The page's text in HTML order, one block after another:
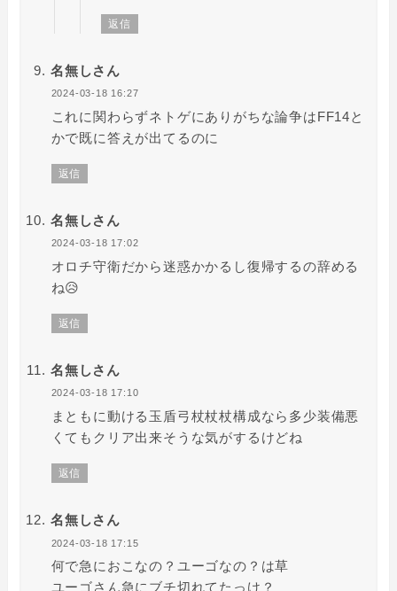
返信
名無しさん
2024-03-18 16:27
これに関わらずネトゲにありがちな論争はFF14と
かで既に答えが出てるのに
返信
名無しさん
2024-03-18 17:02
オロチ守衛だから迷惑かかるし復帰するの辞める
ね😥
返信
名無しさん
2024-03-18 17:10
まともに動ける玉盾弓杖杖杖構成なら多少装備悪
くてもクリア出来そうな気がするけどね
返信
名無しさん
2024-03-18 17:15
何で急におこなの？ユーゴなの？は草
ユーゴさん急にブチ切れてたっけ？